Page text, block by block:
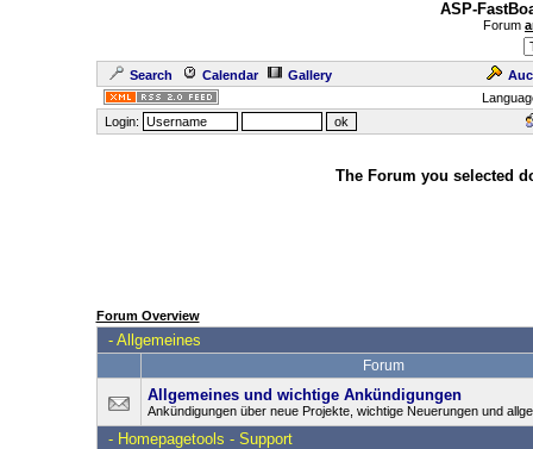
ASP-
Forum
Search Calendar Gallery
Login:
The Forum you selected
Forum Overview
- Allgemeines
Forum
Allgemeines und wichtige Ankündigungen
Ankündigungen über neue Projekte, wichtige Neuerungen und
- Homepagetools - Support